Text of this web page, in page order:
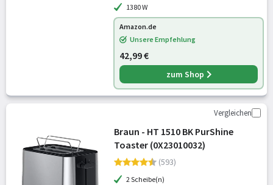
1380 W
Amazon.de
Unsere Empfehlung
42,99 €
zum Shop
Vergleichen
Braun - HT 1510 BK PurShine
Toaster (0X23010032)
(593)
2 Scheibe(n)